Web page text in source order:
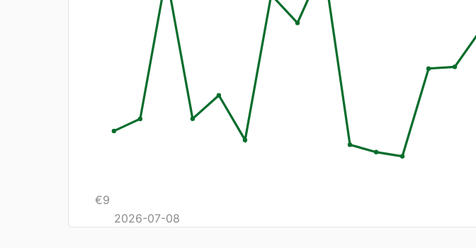
€9
2026-07-08